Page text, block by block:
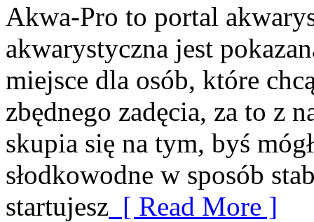
Akwa-Pro to portal
akwarystyczna jest
miejsce dla osób, które
zbędnego zadęcia, za to z
skupia się na tym, byś
słodkowodne w sposób
startujesz [ Read More ]